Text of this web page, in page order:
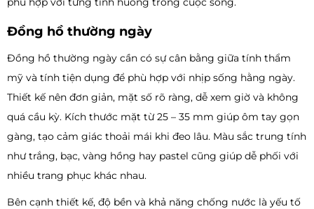
Đồng hồ thường ngày
Đồng hồ thường ngày cần có sự cân bằng giữa tính thẩm
mỹ và tính tiện dụng để phù hợp với nhịp sống hằng ngày.
Thiết kế nên đơn giản, mặt số rõ ràng, dễ xem giờ và không
quá cầu kỳ. Kích thước mặt từ 25 – 35 mm giúp ôm tay gọn
gàng, tạo cảm giác thoải mái khi đeo lâu. Màu sắc trung tính
như trắng, bạc, vàng hồng hay pastel cũng giúp dễ phối với
nhiều trang phục khác nhau.
Bên cạnh thiết kế, độ bền và khả năng chống nước là yếu tố